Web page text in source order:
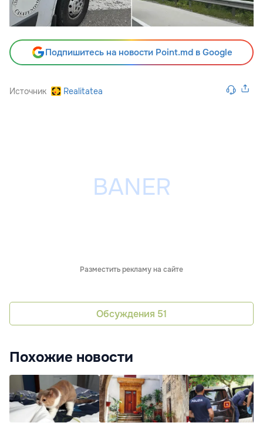
Подпишитесь на новости Point.md в Google
Источник Realitatea
Разместить рекламу на сайте
Обсуждения 51
Похожие новости